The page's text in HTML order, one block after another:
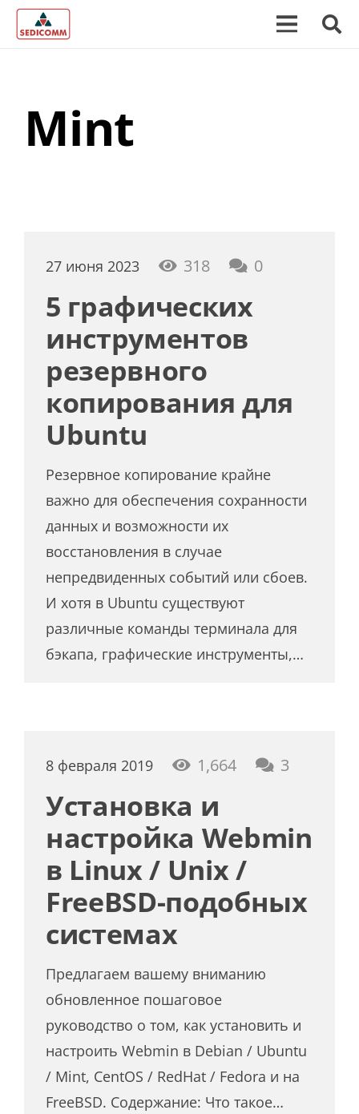
Mint
27 июня 2023 318 0
5 графических
инструментов
резервного
копирования для
Ubuntu
Резервное копирование крайне
важно для обеспечения сохранности
данных и возможности их
восстановления в случае
непредвиденных событий или сбоев.
И хотя в Ubuntu существуют
различные команды терминала для
бэкапа, графические инструменты,…
8 февраля 2019 1,664 3
Установка и
настройка Webmin
в Linux / Unix /
FreeBSD-подобных
системах
Предлагаем вашему вниманию
обновленное пошаговое
руководство о том, как установить и
настроить Webmin в Debian / Ubuntu
/ Mint, CentOS / RedHat / Fedora и на
FreeBSD. Содержание: Что такое…